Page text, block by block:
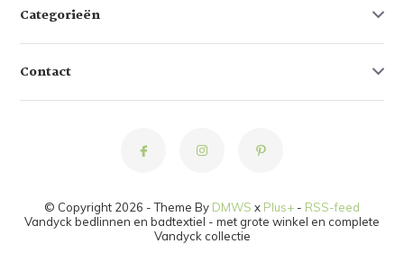
Categorieën
Contact
© Copyright 2026 - Theme By DMWS x Plus+ - RSS-feed
Vandyck bedlinnen en badtextiel - met grote winkel en complete
Vandyck collectie